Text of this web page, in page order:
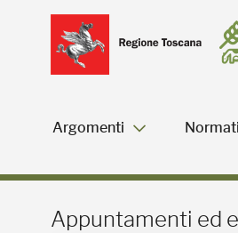
Skip to Main Content
Argomenti
Appuntamenti ed